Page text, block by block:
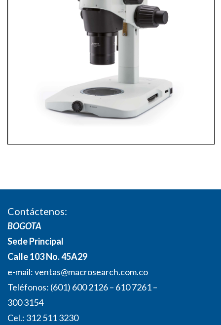
Contáctenos:
BOGOTA
Sede Principal
Calle 103 No. 45A29
e-mail:ventas@macrosearch.com.co
Teléfonos: (601) 600 2126 – 610 7261 –
300 3154
Cel.: 312 511 3230